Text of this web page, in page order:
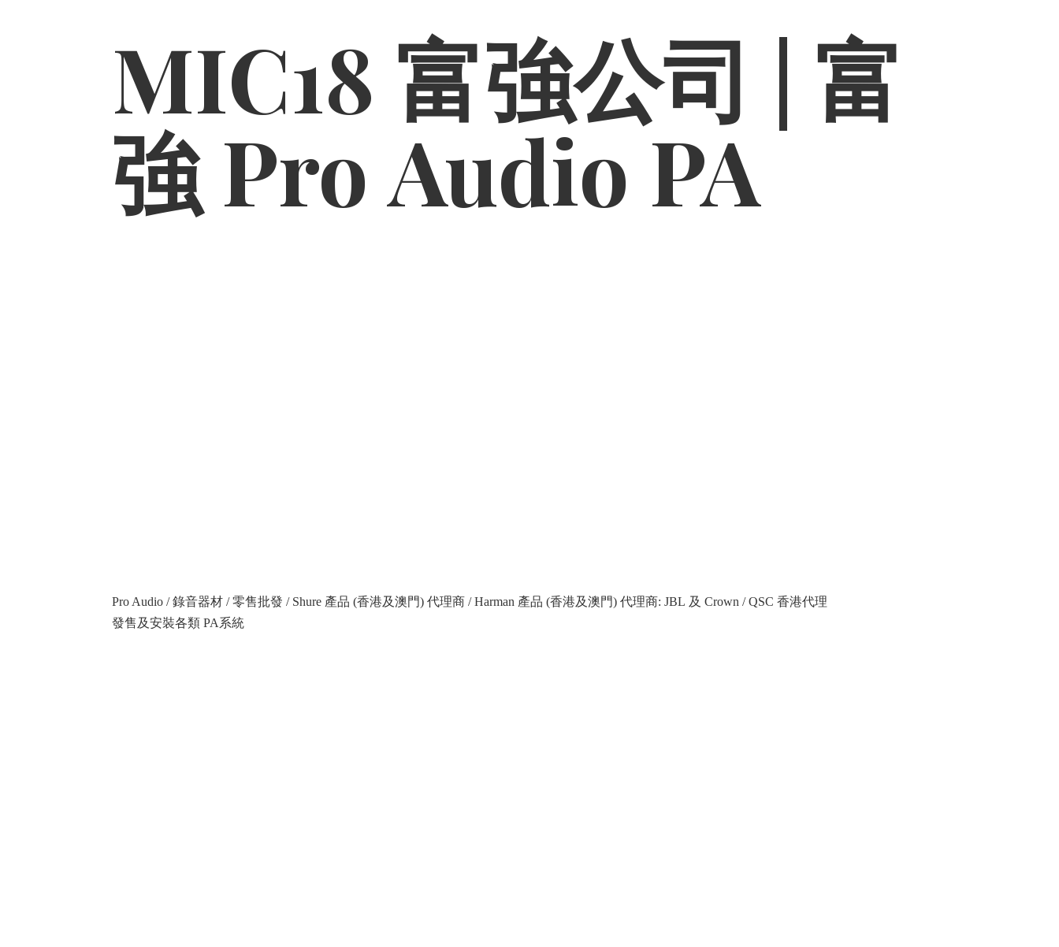
MIC18 富強公司 | 富
強 ProAudio PA
Pro Audio / 錄音器材 / 零售批發 / Shure 產品 (香港及澳門) 代理商 / Harman 產品 (香港及澳門) 代理商: JBL 及 Crown / QSC 香港代理
發售及安裝各類 PA系統